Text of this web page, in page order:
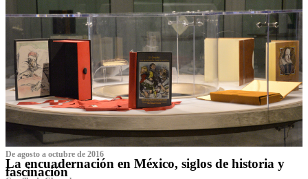
De agosto a octubre de 2016
La encuadernación en México, siglos de historia y
fascinación